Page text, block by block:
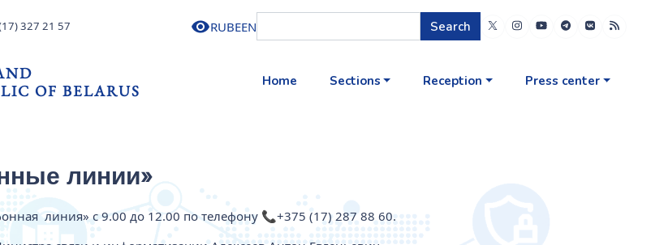
327 21 57 RUBEEN Search
OF BELARUS
Home Sections Reception Press center
линии»
линия» с 9.00 до 12.00 по телефону 📞+375 (17) 287 88 60.